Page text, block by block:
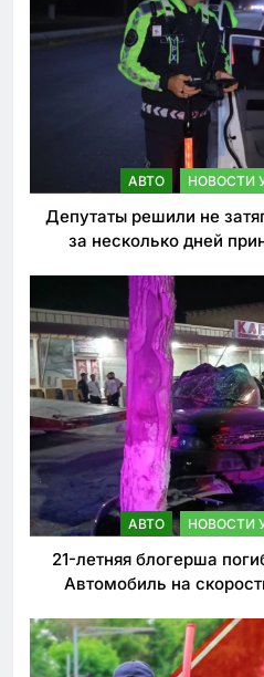
АВТО НОВОСТИ
Депутаты решили не
за несколько дней
АВТО НОВОСТИ
21-летняя блогерша
Автомобиль на